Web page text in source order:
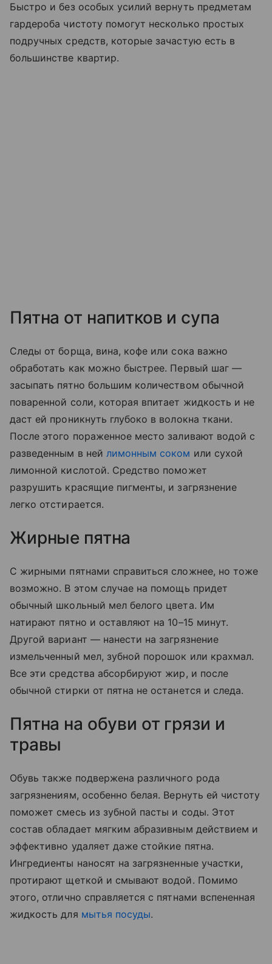
Быстро и без особых усилий вернуть предметам
гардероба чистоту помогут несколько простых
подручных средств, которые зачастую есть в
большинстве квартир.
Пятна от напитков и супа
Следы от борща, вина, кофе или сока важно
обработать как можно быстрее. Первый шаг —
засыпать пятно большим количеством обычной
поваренной соли, которая впитает жидкость и не
даст ей проникнуть глубоко в волокна ткани.
После этого пораженное место заливают водой с
разведенным в ней лимонным соком или сухой
лимонной кислотой. Средство поможет
разрушить красящие пигменты, и загрязнение
легко отстирается.
Жирные пятна
С жирными пятнами справиться сложнее, но тоже
возможно. В этом случае на помощь придет
обычный школьный мел белого цвета. Им
натирают пятно и оставляют на 10–15 минут.
Другой вариант — нанести на загрязнение
измельченный мел, зубной порошок или крахмал.
Все эти средства абсорбируют жир, и после
обычной стирки от пятна не останется и следа.
Пятна на обуви от грязи и
травы
Обувь также подвержена различного рода
загрязнениям, особенно белая. Вернуть ей чистоту
поможет смесь из зубной пасты и соды. Этот
состав обладает мягким абразивным действием и
эффективно удаляет даже стойкие пятна.
Ингредиенты наносят на загрязненные участки,
протирают щеткой и смывают водой. Помимо
этого, отлично справляется с пятнами вспененная
жидкость для мытья посуды.